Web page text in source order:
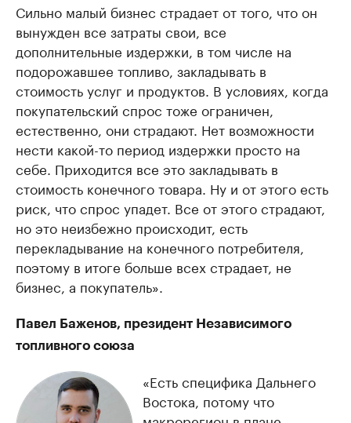
Сильно малый бизнес страдает от того, что он
вынужден все затраты свои, все
дополнительные издержки, в том числе на
подорожавшее топливо, закладывать в
стоимость услуг и продуктов. В условиях, когда
покупательский спрос тоже ограничен,
естественно, они страдают. Нет возможности
нести какой-то период издержки просто на
себе. Приходится все это закладывать в
стоимость конечного товара. Ну и от этого есть
риск, что спрос упадет. Все от этого страдают,
но это неизбежно происходит, есть
перекладывание на конечного потребителя,
поэтому в итоге больше всех страдает, не
бизнес, а покупатель».
Павел Баженов, президент Независимого
топливного союза
«Есть специфика Дальнего
Востока, потому что